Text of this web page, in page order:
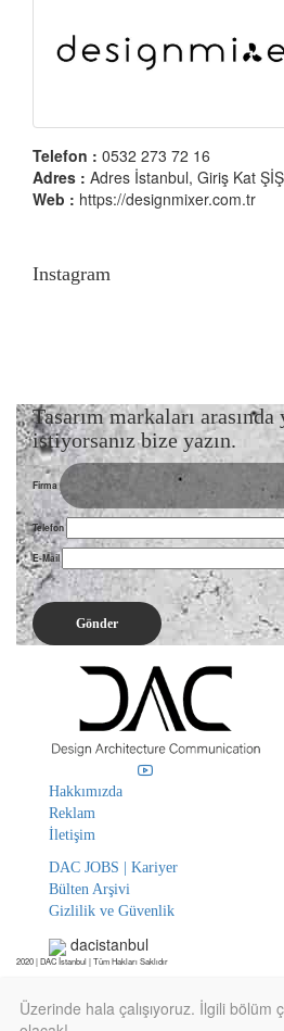
Telefon : 0532 273 72 16
Adres : Adres İstanbul, Giriş Kat
Web : https://designmixer.com.tr
Instagram
Tasarım markaları
istiyorsanız bize yazın.
Firma
Telefon
E-Mail
Hakkımızda
Reklam
İletişim
DAC JOBS | Kariyer
Bülten Arşivi
Gizlilik ve Güvenlik
dacistanbul
2020 | DAC İstanbul | Tüm Hakları Saklıdır
Üzerinde hala çalışıyoruz. İlgili bölüm